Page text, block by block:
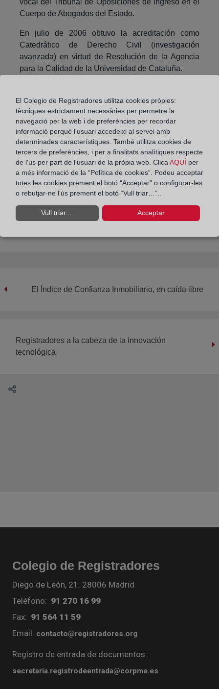
Cuerpo de Abogados del Estado.
En julio de 2006 obtuvo la acreditación como
Catedrático de Derecho Civil (investigación
avanzada) en virtud de Resolución de la Agencia
para la Calidad de la Universidad de Cataluña.
de cien artículos doctrinales y seis monografías, así
como coautor en más de cuarenta obras colectivas,
en los que se han abordado, entre otras materias,
temas como la circulación de capitales en la Unión
Europea, la contratación financiera y bancaria, el
comercio electrónico, la limitación de la
responsabilidad hipotecaria, o la ejecución y dación
en pago.
Compartir:
El Índice de Confianza Inmobiliario, en caída libre
Registradores a la cabeza de la innovación
tecnológica
Colegio de Registradores
Diego de León, 21. 28006 Madrid
Teléfono: 91 270 16 99
Fax: 91 564 11 59
Email: contacto@registradores.org
Registro de entrada de documentos:
secretaria.registrodeentrada@corpme.es
El Colegio de Registradores utilitza cookies pròpies:
tècniques estrictament necessàries per permetre la
navegació per la web i de preferències per recordar
informació perquè l'usuari accedeixi al servei amb
determinades característiques. També utilitza cookies de
tercers de preferències, i per a finalitats analítiques respecte
de l'ús per part de l'usuari de la pròpia web. Clica AQUÍ per
a més informació de la “Política de cookies”. Podeu acceptar
totes les cookies prement el botó “Acceptar” o configurar-les
o rebutjar-ne l'ús prement el botó “Vull triar…”..
Vull triar.... Acceptar